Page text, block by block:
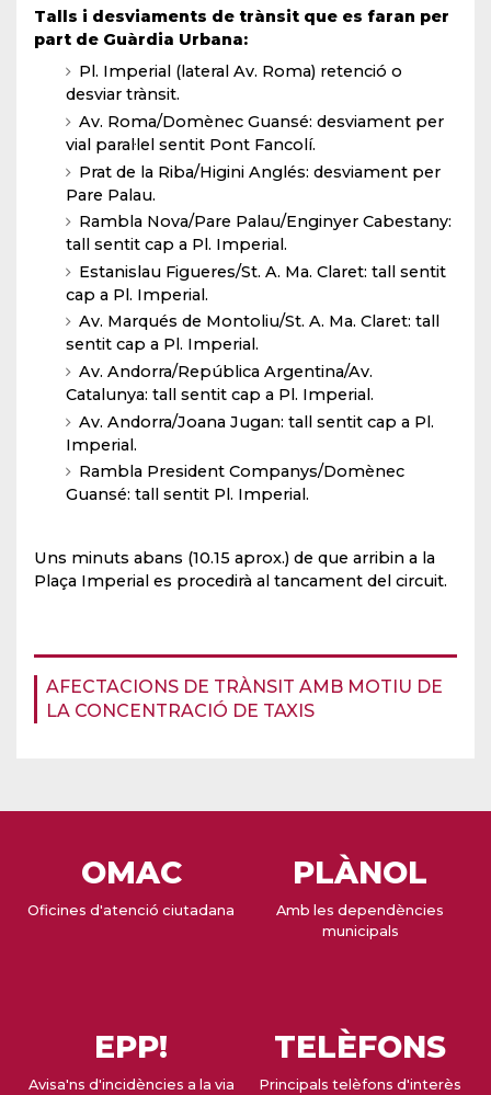
AFECTACIONS DE TRÀNSIT AMB MOTIU DE
LA CONCENTRACIÓ DE TAXIS
Talls i desviaments de trànsit que es faran per
part de Guàrdia Urbana:
Pl. Imperial (lateral Av. Roma) retenció o
desviar trànsit.
Av. Roma/Domènec Guansé: desviament per
vial paral·lel sentit Pont Fancolí.
Prat de la Riba/Higini Anglés: desviament per
Pare Palau.
Rambla Nova/Pare Palau/Enginyer Cabestany:
tall sentit cap a Pl. Imperial.
Estanislau Figueres/St. A. Ma. Claret: tall sentit
cap a Pl. Imperial.
Av. Marqués de Montoliu/St. A. Ma. Claret: tall
sentit cap a Pl. Imperial.
Av. Andorra/República Argentina/Av.
Catalunya: tall sentit cap a Pl. Imperial.
Av. Andorra/Joana Jugan: tall sentit cap a Pl.
Imperial.
Rambla President Companys/Domènec
Guansé: tall sentit Pl. Imperial.
Uns minuts abans (10.15 aprox.) de que arribin a la
Plaça Imperial es procedirà al tancament del circuit.
OMAC
Oficines d'atenció ciutadana
PLÀNOL
Amb les dependències
municipals
EPP!
Avisa'ns d'incidències a la via
TELÈFONS
Principals telèfons d'interès